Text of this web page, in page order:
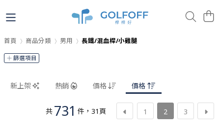
首頁 商品分類 男用 長鐵/混血桿/小雞腿
篩選項目
新上架 熱銷 價格 價格
共 731 件 ， 31 頁 1 2 3